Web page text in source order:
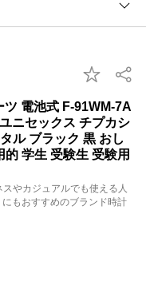
電池式 F-91WM-7A
ニセックス チプカシ
ル ブラック 黒 おし
学生 受験生 受験用
やカジュアルでも使える人
もおすすめのブランド時計